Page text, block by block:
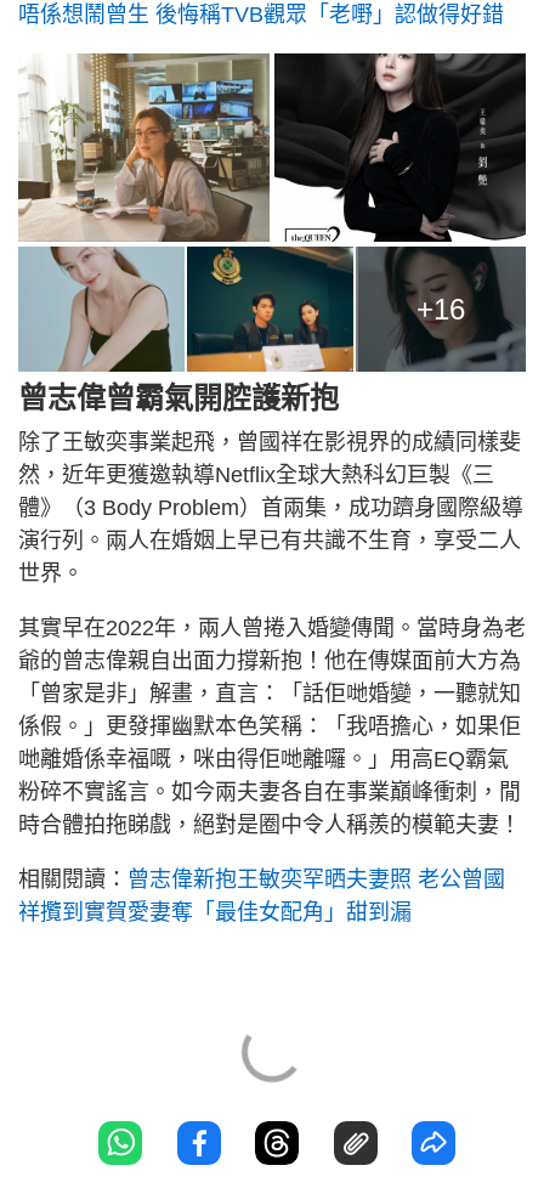
唔係想鬧曾生 後悔稱TVB觀眾「老嘢」認做得好錯
+16
曾志偉曾霸氣開腔護新抱
除了王敏奕事業起飛，曾國祥在影視界的成績同樣斐
然，近年更獲邀執導Netflix全球大熱科幻巨製《三
體》（3 Body Problem）首兩集，成功躋身國際級導
演行列。兩人在婚姻上早已有共識不生育，享受二人
世界。
其實早在2022年，兩人曾捲入婚變傳聞。當時身為老
爺的曾志偉親自出面力撐新抱！他在傳媒面前大方為
「曾家是非」解畫，直言：「話佢哋婚變，一聽就知
係假。」更發揮幽默本色笑稱：「我唔擔心，如果佢
哋離婚係幸福嘅，咪由得佢哋離囉。」用高EQ霸氣
粉碎不實謠言。如今兩夫妻各自在事業巔峰衝刺，閒
時合體拍拖睇戲，絕對是圈中令人稱羨的模範夫妻！
相關閱讀： 曾志偉新抱王敏奕罕晒夫妻照 老公曾國
祥攬到實賀愛妻奪「最佳女配角」甜到漏